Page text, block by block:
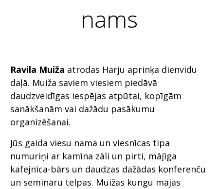
nams
Ravila Muiža atrodas Harju aprinķa dienvidu
daļā. Muiža saviem viesiem piedāvā
daudzveidīgas iespējas atpūtai, kopīgām
sanākšanām vai dažādu pasākumu
organizēšanai.
Jūs gaida viesu nama un viesnīcas tipa
numuriņi ar kamīna zāli un pirti, mājīga
kafejnīca-bārs un daudzas dažādas konferenču
un semināru telpas. Muižas kungu mājas